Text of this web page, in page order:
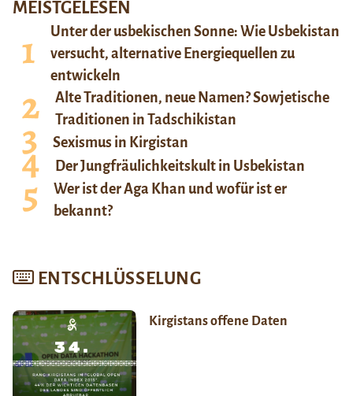
MEISTGELESEN
Unter der usbekischen Sonne: Wie Usbekistan
versucht, alternative Energiequellen zu
entwickeln
Alte Traditionen, neue Namen? Sowjetische
Traditionen in Tadschikistan
Sexismus in Kirgistan
Der Jungfräulichkeitskult in Usbekistan
Wer ist der Aga Khan und wofür ist er
bekannt?
ENTSCHLÜSSELUNG
Kirgistans offene Daten